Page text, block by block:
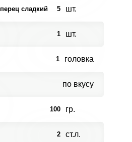
сладкий 5 шт.
1 шт.
1 головка
по вкусу
100 гр.
2 ст.л.